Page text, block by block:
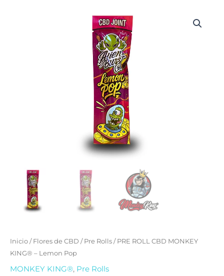
Inicio/Flores de CBD /Pre Rolls/ PRE ROLL CBD MONKEY
KING® – Lemon Pop
MONKEY KING®, Pre Rolls